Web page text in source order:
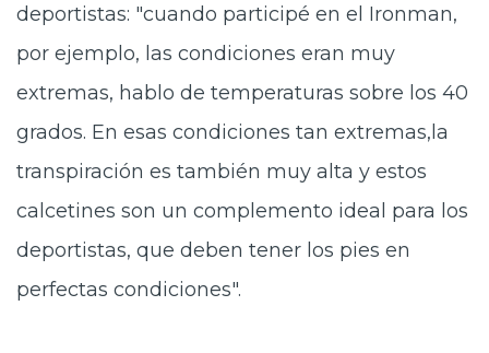
deportistas: "cuando participé en el Ironman,
por ejemplo, las condiciones eran muy
extremas, hablo de temperaturas sobre los 40
grados. En esas condiciones tan extremas,la
transpiración es también muy alta y estos
calcetines son un complemento ideal para los
deportistas, que deben tener los pies en
perfectas condiciones".